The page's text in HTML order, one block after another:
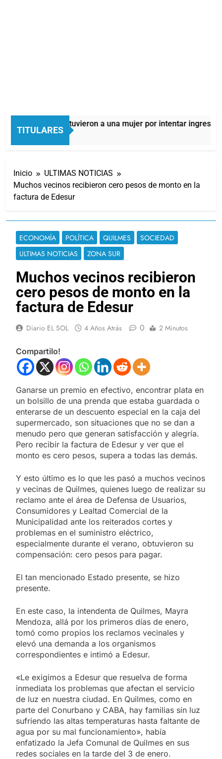
TITULARES
Quilmes: detuvieron a una mujer por intentar ingresar
8 Horas Atrás
Inicio
ULTIMAS NOTICIAS
Muchos vecinos recibieron cero pesos de monto en la
factura de Edesur
ECONOMÍA POLÍTICA QUILMES
SOCIEDAD
ULTIMAS NOTICIAS
ZONA SUR
Muchos vecinos recibieron
cero pesos de monto en la
factura de Edesur
Diario EL SOL 4 Años Atrás 0 2 Minutos
Compartilo!
Ganarse un premio en efectivo, encontrar plata en
un bolsillo de una prenda que estaba guardada o
enterarse de un descuento especial en la caja del
supermercado, son situaciones que no se dan a
menudo pero que generan satisfacción y alegría.
Pero recibir la factura de Edesur y ver que el
monto es cero pesos, supera a todas las demás.
Y esto último es lo que les pasó a muchos vecinos
y vecinas de Quilmes, quienes luego de realizar su
reclamo ante el área de Defensa de Usuarios,
Consumidores y Lealtad Comercial de la
Municipalidad ante los reiterados cortes y
problemas en el suministro eléctrico,
especialmente durante el verano, obtuvieron su
compensación: cero pesos para pagar.
El tan mencionado Estado presente, se hizo
presente.
En este caso, la intendenta de Quilmes, Mayra
Mendoza, allá por los primeros días de enero,
tomó como propios los reclamos vecinales y
elevó una demanda a los organismos
correspondientes e intimó a Edesur.
«Le exigimos a Edesur que resuelva de forma
inmediata los problemas que afectan el servicio
de luz en nuestra ciudad. En Quilmes, como en
parte del Conurbano y CABA, hay familias sin luz
sufriendo las altas temperaturas hasta faltante de
agua por su mal funcionamiento», había
enfatizado la Jefa Comunal de Quilmes en sus
redes sociales en la tarde del 3 de enero.